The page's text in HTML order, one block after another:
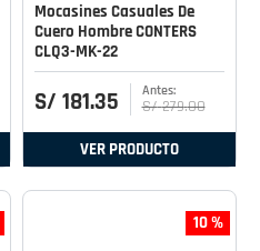
Mocasines Casuales De
Cuero Hombre CONTERS
CLQ3-MK-22
S/ 181.35 S/ 279.00
VER PRODUCTO
10 %